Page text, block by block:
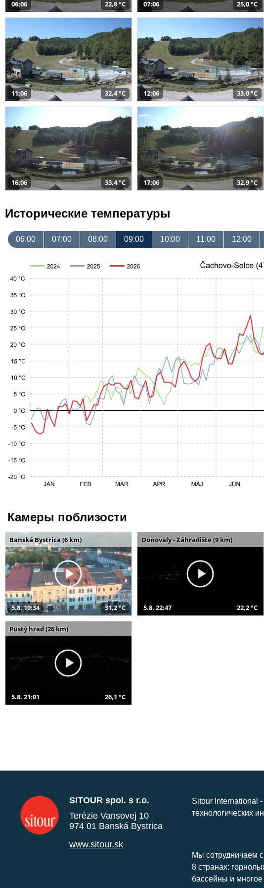
06:06 22,8 °C 07:06 25,0 °C
11:06 32,4 °C 12:06 33,0 °C
16:06 33,4 °C 17:06 32,9 °C
Исторические температуры
06:00 07:00 08:00 09:00 10:00 11:00 12:00
Камеры поблизости
Banská Bystrica (6 km)
5.8. 19:34 31,2 °C
Donovaly - Záhradište (9 km)
5.8. 22:47 22,2 °C
Pustý hrad (26 km)
5.8. 21:01 26,1 °C
SITOUR spol. s r.o.
Terézie Vansovej 10
974 01 Banská Bystrica
www.sitour.sk
Sitour International
технологических
Мы сотрудничаем
8 странах:
бассейны и многое